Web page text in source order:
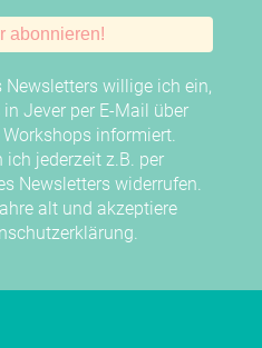
willige ich ein,
Jever per E-Mail über
informiert.
jederzeit z.B. per
Newsletters widerrufen.
alt und akzeptiere
.